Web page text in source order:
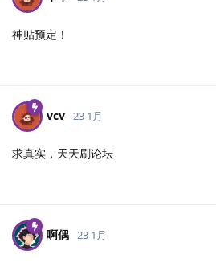
神贴预定！
vcv 23 1月
求真实，天天刷论坛
啊偶 23 1月